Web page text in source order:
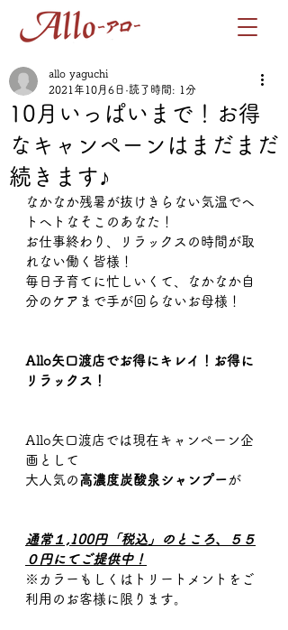
10月いっぱいまで！お得
なキャンペーンはまだまだ
続きます♪
allo yaguchi
2021年10月6日 読了時間: 1分
なかなか残暑が抜けきらない気温でヘ
トヘトなそこのあなた！
お仕事終わり、リラックスの時間が取
れない働く皆様！
毎日子育てに忙しいくて、なかなか自
分のケアまで手が回らないお母様！
Allo矢口渡店でお得にキレイ！お得に
リラックス！
Allo矢口渡店では現在キャンペーン企
画として
大人気の 高濃度炭酸泉シャンプー が
通常１,100円「税込」のところ、５５
０円にてご提供中！
※カラーもしくはトリートメントをご
利用のお客様に限ります。